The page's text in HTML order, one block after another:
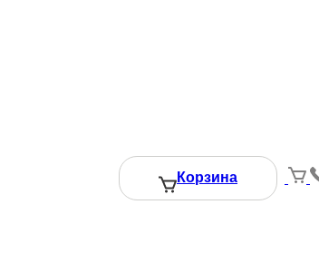
Корзина